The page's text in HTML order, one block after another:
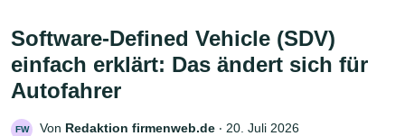
Software-Defined Vehicle (SDV)
einfach erklärt: Das ändert sich für
Autofahrer
FW Von Redaktion firmenweb.de ‧ 20. Juli 2026